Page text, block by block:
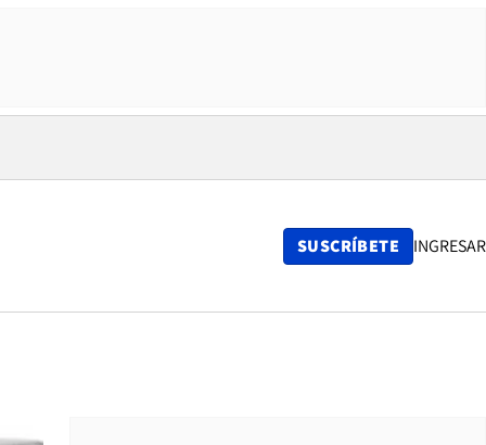
SUSCRÍBETE INGRESAR